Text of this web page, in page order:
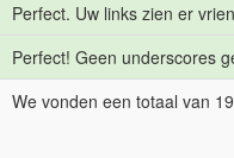
Perfect. Uw links zien er
Perfect! Geen underscores
We vonden een totaal van